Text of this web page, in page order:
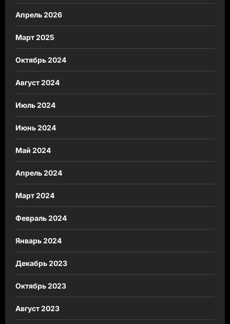
Апрель 2026
Март 2025
Октябрь 2024
Август 2024
Июль 2024
Июнь 2024
Май 2024
Апрель 2024
Март 2024
Февраль 2024
Январь 2024
Декабрь 2023
Октябрь 2023
Август 2023